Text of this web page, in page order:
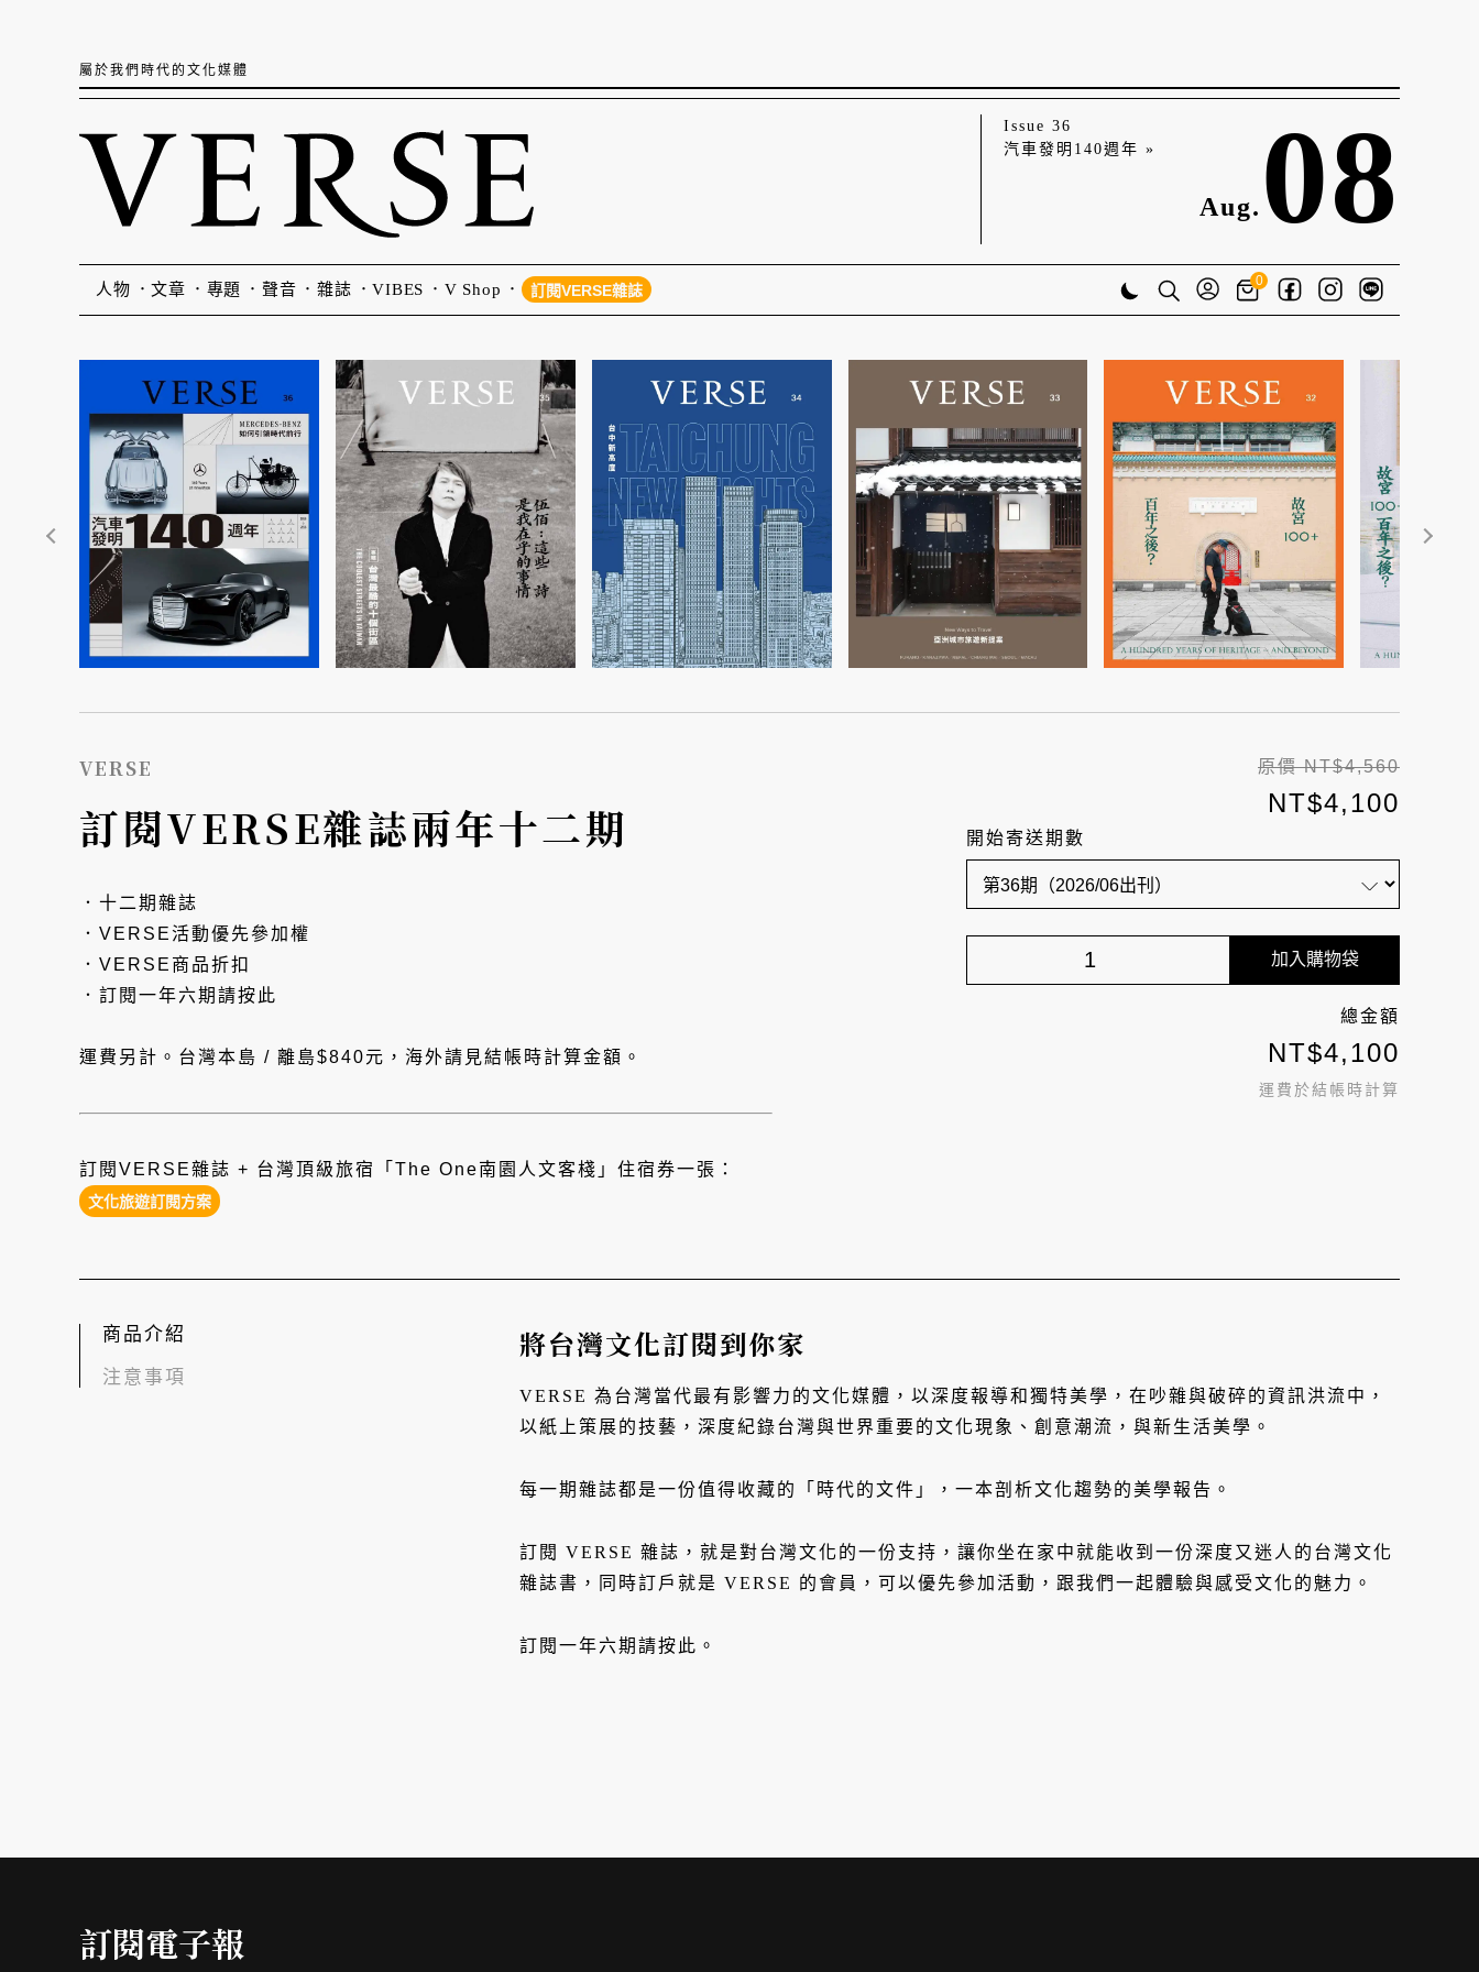
屬於我們時代的文化媒體
Issue 36
汽車發明140週年 »
Aug. 08
人物 文章 專題 聲音 雜誌 VIBES V Shop 訂閱VERSE雜誌
0
VERSE
訂閱VERSE雜誌兩年十二期
．十二期雜誌
．VERSE活動優先參加權
．VERSE商品折扣
．訂閱一年六期 請按此
運費另計。台灣本島 / 離島$840元，海外請見結帳時計算金額。
訂閱VERSE雜誌 + 台灣頂級旅宿「The One南園人文客棧」住宿券一張：
文化旅遊訂閱方案
原價 NT$4,560
NT$4,100
開始寄送期數
加入購物袋
總金額
NT$4,100
運費於結帳時計算
商品介紹
注意事項
將台灣文化訂閱到你家
VERSE 為台灣當代最有影響力的文化媒體，以深度報導和獨特美學，在吵雜與破碎的資訊洪流中，
以紙上策展的技藝，深度紀錄台灣與世界重要的文化現象、創意潮流，與新生活美學。
每一期雜誌都是一份值得收藏的「時代的文件」，一本剖析文化趨勢的美學報告。
訂閱 VERSE 雜誌，就是對台灣文化的一份支持，讓你坐在家中就能收到一份深度又迷人的台灣文化
雜誌書，同時訂戶就是 VERSE 的會員，可以優先參加活動，跟我們一起體驗與感受文化的魅力。
訂閱一年六期 請按此 。
訂閱電子報